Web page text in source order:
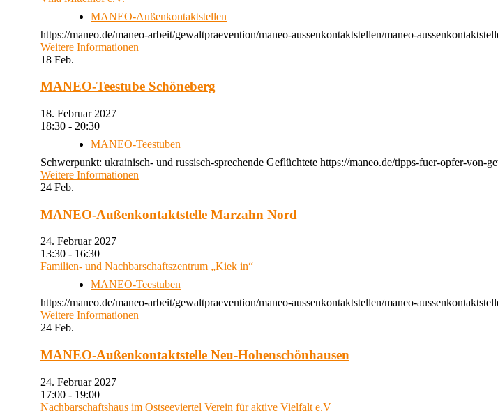
MANEO-Außenkontaktstellen
https://maneo.de/maneo-arbeit/gewaltpraevention/maneo-aussenkontaktstellen/maneo-
Weitere Informationen
18 Feb.
MANEO-Teestube Schöneberg
18. Februar 2027
18:30 - 20:30
MANEO-Teestuben
Schwerpunkt: ukrainisch- und russisch-sprechende Geflüchtete https://maneo.de/tipps-fuer-opfer-von-
Weitere Informationen
24 Feb.
MANEO-Außenkontaktstelle Marzahn Nord
24. Februar 2027
13:30 - 16:30
Familien- und Nachbarschaftszentrum „Kiek in“
MANEO-Teestuben
https://maneo.de/maneo-arbeit/gewaltpraevention/maneo-aussenkontaktstellen/maneo-
Weitere Informationen
24 Feb.
MANEO-Außenkontaktstelle Neu-Hohenschönhausen
24. Februar 2027
17:00 - 19:00
Nachbarschaftshaus im Ostseeviertel Verein für aktive Vielfalt e.V